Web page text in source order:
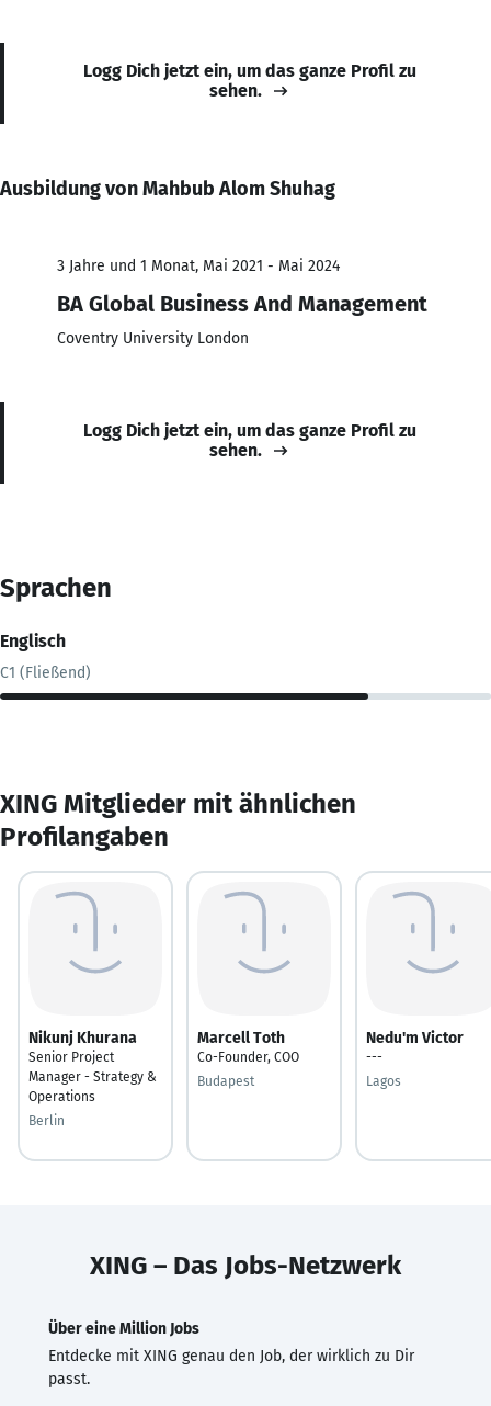
Logg Dich jetzt ein, um das ganze Profil zu
sehen.
Ausbildung von Mahbub Alom Shuhag
3 Jahre und 1 Monat, Mai 2021 - Mai 2024
BA Global Business And Management
Coventry University London
Logg Dich jetzt ein, um das ganze Profil zu
sehen.
Sprachen
Englisch
C1 (Fließend)
XING Mitglieder mit ähnlichen
Profilangaben
Nikunj Khurana
Senior Project
Manager - Strategy &
Operations
Berlin
Marcell Toth
Co-Founder, COO
Budapest
Nedu'm Victor
---
Lagos
XING – Das Jobs-Netzwerk
Über eine Million Jobs
Entdecke mit XING genau den Job, der wirklich zu Dir
passt.